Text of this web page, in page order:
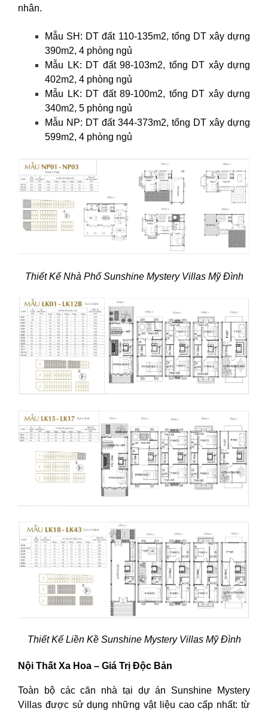
nhân.
Mẫu SH: DT đất 110-135m2, tổng DT xây dựng
390m2, 4 phòng ngủ
Mẫu LK: DT đất 98-103m2, tổng DT xây dựng
402m2, 4 phòng ngủ
Mẫu LK: DT đất 89-100m2, tổng DT xây dựng
340m2, 5 phòng ngủ
Mẫu NP: DT đất 344-373m2, tổng DT xây dựng
599m2, 4 phòng ngủ
Thiết Kế Nhà Phố Sunshine Mystery Villas Mỹ Đình
Thiết Kế Liền Kề Sunshine Mystery Villas Mỹ Đình
Nội Thất Xa Hoa – Giá Trị Độc Bản
Toàn bộ các căn nhà tại dự án Sunshine Mystery
Villas được sử dụng những vật liệu cao cấp nhất: từ